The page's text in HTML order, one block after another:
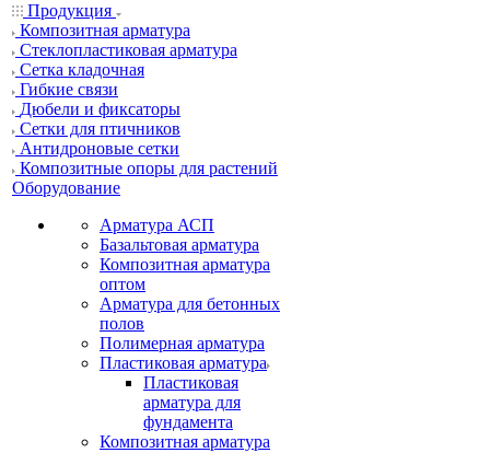
Продукция
Композитная арматура
Cтеклопластиковая арматура
Сетка кладочная
Гибкие связи
Дюбели и фиксаторы
Сетки для птичников
Антидроновые сетки
Композитные опоры для растений
Оборудование
Арматура АСП
Базальтовая арматура
Композитная арматура
оптом
Арматура для бетонных
полов
Полимерная арматура
Пластиковая арматура
Пластиковая
арматура для
фундамента
Композитная арматура